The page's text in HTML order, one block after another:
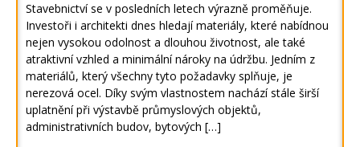
Stavebnictví se v posledních letech výrazně proměňuje.
Investoři i architekti dnes hledají materiály, které nabídnou
nejen vysokou odolnost a dlouhou životnost, ale také
atraktivní vzhled a minimální nároky na údržbu. Jedním z
materiálů, který všechny tyto požadavky splňuje, je
nerezová ocel. Díky svým vlastnostem nachází stále širší
uplatnění při výstavbě průmyslových objektů,
administrativních budov, bytových […]